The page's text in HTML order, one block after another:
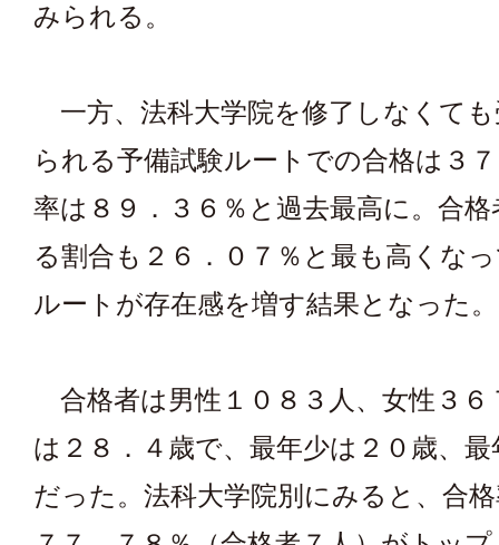
みられる。
一方、法科大学院を修了しなくて
られる予備試験ルートでの合格は３
率は８９．３６％と過去最高に。合
る割合も２６．０７％と最も高くな
ルートが存在感を増す結果となった。
合格者は男性１０８３人、女性３６
は２８．４歳で、最年少は２０歳、
だった。法科大学院別にみると、合